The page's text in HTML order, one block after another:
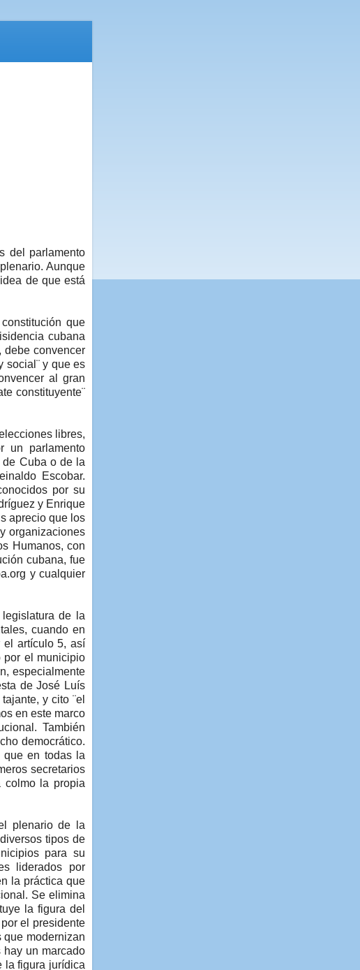
del parlamento
Aunque
de que está
que
cubana
debe convencer
social¨ y que es
al gran
constituyente¨
libres,
un parlamento
de Cuba o de la
Escobar.
por su
y Enrique
aprecio que los
organizaciones
Humanos, con
cubana, fue
y cualquier
de la
cuando en
el artículo 5, así
por el municipio
especialmente
de José Luís
y cito ¨el
en este marco
También
democrático.
en todas la
secretarios
colmo la propia
plenario de la
tipos de
para su
liderados por
la práctica que
Se elimina
la figura del
el presidente
modernizan
un marcado
la figura jurídica